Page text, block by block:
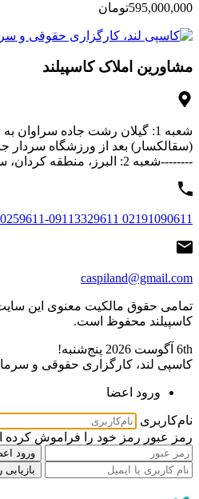
595,000,000تومان
مشاورین املاک کاسپیلند
شعبه 1: گیلان رشت جاده سراوان
(سقالکسار) بعد از ورزشگاه سردار
--------شعبه 2: البرز، منطقه کردان، سهیلیه، خ ولیعصر، سنقرآباد
02191090611 09120259611-09113329611
caspiland@gmail.com
تمامی حقوق مالکیت معنوی این
کاسپیلند محفوظ است.
6th آگوست 2026
پنج‌شنبه!
کاسپی لند، کارگزاری حقوقی و
ورود اعضا
نام‌کاربری
رمز عبور رمز خود را فراموش کرده
ورود
بازیابی